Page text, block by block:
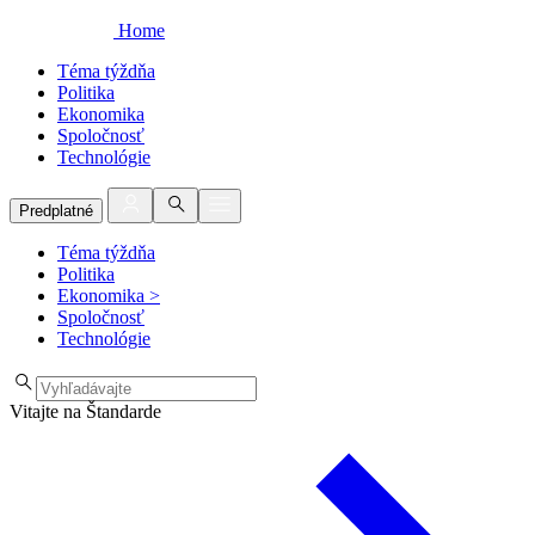
Home
Téma týždňa
Politika
Ekonomika
Spoločnosť
Technológie
Predplatné
Téma týždňa
Politika
Ekonomika >
Spoločnosť
Technológie
Vitajte na Štandarde